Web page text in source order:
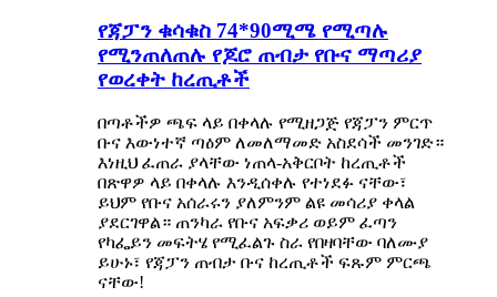
የጃፓን ቁሳቁስ 74*90ሚሜ የሚጣሉ
የሚንጠለጠሉ የጆሮ ጠብታ የቡና ማጣሪያ
የወረቀት ከረጢቶች
በጣቶችዎ ጫፍ ላይ በቀላሉ የሚዘጋጅ የጃፓን ምርጥ
ቡና እውነተኛ ጣዕም ለመለማመድ አስደሳች መንገድ።
እነዚህ ፈጠራ ያላቸው ነጠላ-አቅርቦት ከረጢቶች
በጽዋዎ ላይ በቀላሉ እንዲሰቀሉ የተነደፉ ናቸው፣
ይህም የቡና አሰራሩን ያለምንም ልዩ መሳሪያ ቀላል
ያደርገዋል። ጠንካራ የቡና አፍቃሪ ወይም ፈጣን
የካፌይን መፍትሄ የሚፈልጉ ስራ የበዛባቸው ባለሙያ
ይሁኑ፣ የጃፓን ጠብታ ቡና ከረጢቶች ፍጹም ምርጫ
ናቸው!